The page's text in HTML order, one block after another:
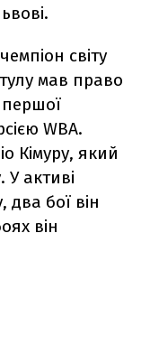
світу
мав право
першої
WBA.
Кімуру, який
У активі
бої він
він